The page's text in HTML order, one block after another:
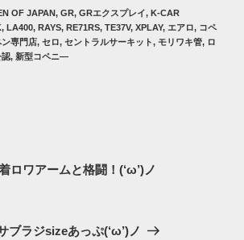
OF JAPAN, GR, GRエクスプレイ, K-CAR
, LA400, RAYS, RE71RS, TE37V, XPLAY, エアロ, コペ
ン専門店, セロ, セントラルサーキット, モリワキ管, ロ
認, 新型コペニ―
ロワアームと格闘！(‘ω’)ノ
ブラジsizeあっぷ(‘ω’)ノ